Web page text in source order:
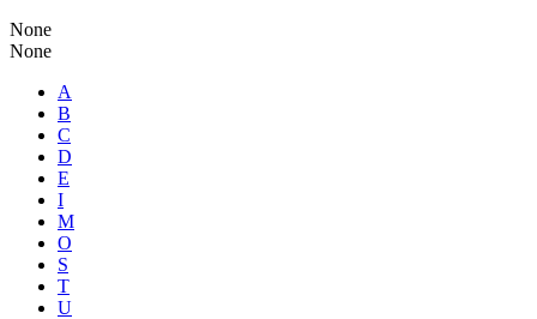
None
None
A
B
C
D
E
I
M
O
S
T
U